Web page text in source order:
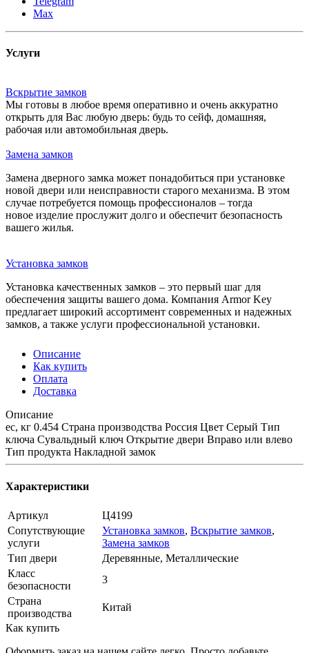
Max
Услуги
Вскрытие замков
Мы готовы в любое время оперативно и очень аккуратно
открыть для Вас любую дверь: будь то сейф, домашняя,
рабочая или автомобильная дверь.
Замена замков
Замена дверного замка может понадобиться при установке
новой двери или неисправности старого механизма. В этом
случае потребуется помощь профессионалов – тогда
новое изделие прослужит долго и обеспечит безопасность
вашего жилья.
Установка замков
Установка качественных замков – это первый шаг для
обеспечения защиты вашего дома. Компания Armor Key
предлагает широкий ассортимент современных и надежных
замков, а также услуги профессиональной установки.
Описание
Как купить
Оплата
Доставка
Описание
ес, кг 0.454 Страна производства Россия Цвет Серый Тип
ключа Сувальдный ключ Открытие двери Вправо или влево
Тип продукта Накладной замок
Характеристики
Артикул
Ц4199
Сопутствующие
услуги
Установка замков, Вскрытие замков,
Замена замков
Тип двери
Деревянные, Металлические
Класс
безопасности
3
Страна
производства
Китай
Как купить